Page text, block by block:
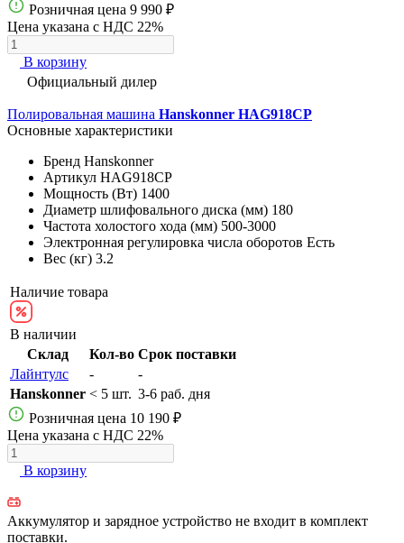
Розничная цена 9 990 ₽
Цена указана с НДС 22%
В корзину
Официальный дилер
Полировальная машина Hanskonner HAG918CP
Основные характеристики
Бренд Hanskonner
Артикул HAG918CP
Мощность (Вт) 1400
Диаметр шлифовального диска (мм) 180
Частота холостого хода (мм) 500-3000
Электронная регулировка числа оборотов Есть
Вес (кг) 3.2
Наличие товара
В наличии
Склад
Кол-во Срок поставки
Лайнтулс
-
-
Hanskonner < 5 шт. 3-6 раб. дня
Розничная цена 10 190 ₽
Цена указана с НДС 22%
В корзину
Аккумулятор и зарядное устройство не входит в комплект
поставки.